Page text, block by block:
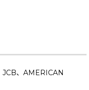
JCB、AMERICAN